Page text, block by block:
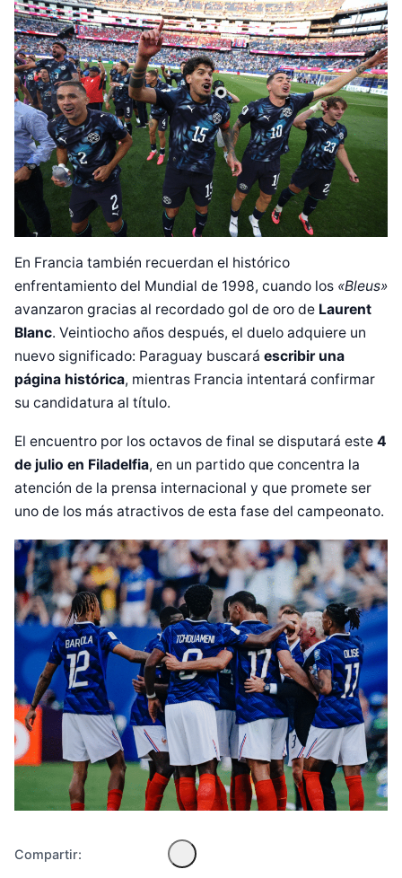
En Francia también recuerdan el histórico
enfrentamiento del Mundial de 1998, cuando los «Bleus»
avanzaron gracias al recordado gol de oro de Laurent
Blanc. Veintiocho años después, el duelo adquiere un
nuevo significado: Paraguay buscará escribir una
página histórica, mientras Francia intentará confirmar
su candidatura al título.
El encuentro por los octavos de final se disputará este 4
de julio en Filadelfia, en un partido que concentra la
atención de la prensa internacional y que promete ser
uno de los más atractivos de esta fase del campeonato.
Compartir:
Diseñado por Shiro